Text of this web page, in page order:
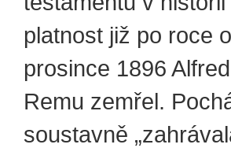
platnost již po roce
prosince 1896
Remu zemřel.
soustavně